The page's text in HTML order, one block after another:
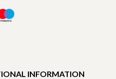
INFORMATION